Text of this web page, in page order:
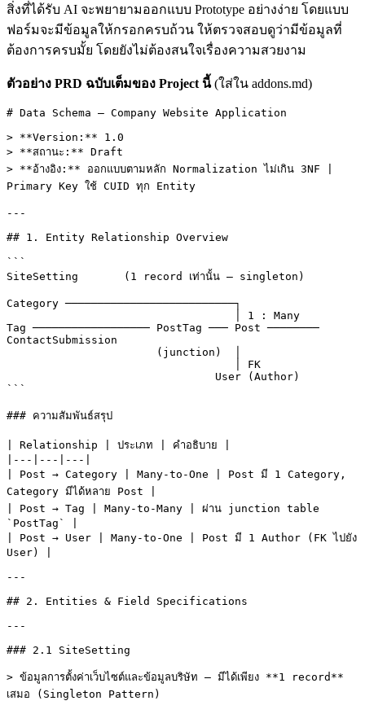
สิ่งที่ได้รับ AI จะพยายามออกแบบ Prototype อย่างง่าย โดยแบบ
ฟอร์มจะมีข้อมูลให้กรอกครบถ้วน ให้ตรวจสอบดูว่ามีข้อมูลที่
ต้องการครบมั้ย โดยยังไม่ต้องสนใจเรื่องความสวยงาม
ตัวอย่าง PRD ฉบับเต็มของ Project นี้(ใส่ใน addons.md)
# Data Schema — Company Website Application
> **Version:** 1.0
> **สถานะ:** Draft
> **อ้างอิง:** ออกแบบตามหลัก Normalization ไม่เกิน 3NF |
Primary Key ใช้ CUID ทุก Entity
---
## 1. Entity Relationship Overview
```
SiteSetting       (1 record เท่านั้น — singleton)
Category ──────────────────────────┐
Tag ────────────────── PostTag ─── Post ────────
ContactSubmission
```
### ความสัมพันธ์สรุป
| Relationship | ประเภท | คำอธิบาย |
|---|---|---|
| Post → Category | Many-to-One | Post มี 1 Category,
Category มีได้หลาย Post |
| Post → Tag | Many-to-Many | ผ่าน junction table
`PostTag` |
| Post → User | Many-to-One | Post มี 1 Author (FK ไปยัง
User) |
---
## 2. Entities & Field Specifications
---
### 2.1 SiteSetting
> ข้อมูลการตั้งค่าเว็บไซต์และข้อมูลบริษัท — มีได้เพียง **1 record**
เสมอ (Singleton Pattern)